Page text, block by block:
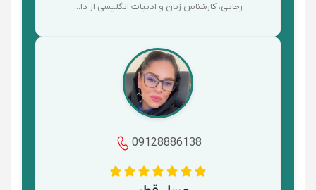
رجایی، کارشناس زبان و ادبیات انگلیسی از دا...
09128886138